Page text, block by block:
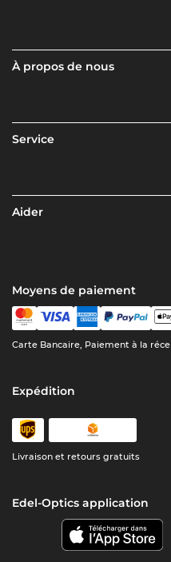
À propos de nous
Service
Aider
Moyens de paiement
Carte Bancaire, Paiement à la
Expédition
Livraison et retours gratuits
Edel-Optics application